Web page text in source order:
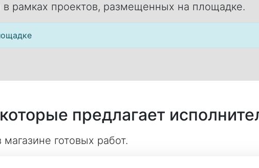
рамках проектов, размещенных на площадке.
предлагает
готовых работ.